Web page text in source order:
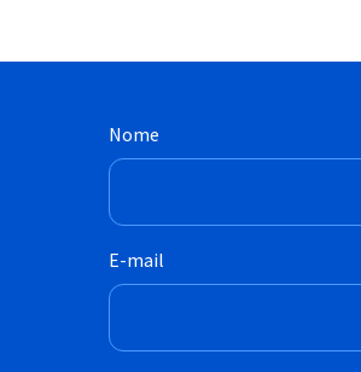
Nome
E-mail